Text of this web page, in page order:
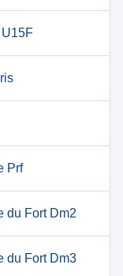
Prf
du Fort Dm2
du Fort Dm3